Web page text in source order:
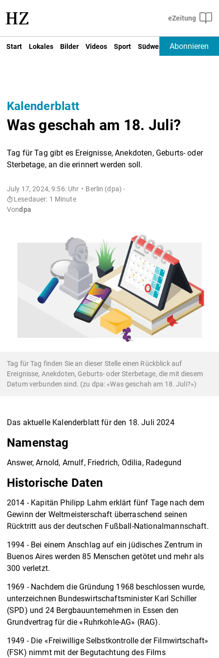
Start Lokales Bilder Videos Sport Südwest Deutschland
Abonnieren
Kalenderblatt
Was geschah am 18. Juli?
Tag für Tag gibt es Ereignisse, Anekdoten, Geburts- oder
Sterbetage, an die erinnert werden soll.
July 17, 2024, 9:56: Uhr
Berlin (dpa) -
Lesedauer: 1 Minute
Vondpa
Tag für Tag finden Sie an dieser Stelle einen Rückblick auf
Ereignisse, Anekdoten, Geburts- oder Sterbetage, die mit diesem
Datum verbunden sind. (zu dpa: «Was geschah am 18. Juli?»)
Das aktuelle Kalenderblatt für den 18. Juli 2024
Namenstag
Answer, Arnold, Arnulf, Friedrich, Odilia, Radegund
Historische Daten
2014 - Kapitän Philipp Lahm erklärt fünf Tage nach dem
Gewinn der Weltmeisterschaft überraschend seinen
Rücktritt aus der deutschen Fußball-Nationalmannschaft.
1994 - Bei einem Anschlag auf ein jüdisches Zentrum in
Buenos Aires werden 85 Menschen getötet und mehr als
300 verletzt.
1969 - Nachdem die Gründung 1968 beschlossen wurde,
unterzeichnen Bundeswirtschaftsminister Karl Schiller
(SPD) und 24 Bergbauunternehmen in Essen den
Grundvertrag für die «Ruhrkohle-AG» (RAG).
1949 - Die «Freiwillige Selbstkontrolle der Filmwirtschaft»
(FSK) nimmt mit der Begutachtung des Films